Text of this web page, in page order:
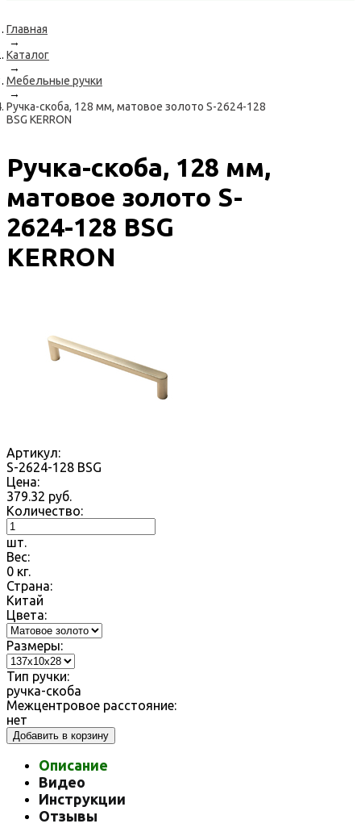
Главная
→
Каталог
→
Мебельные ручки
→
Ручка-скоба, 128 мм, матовое золото S-2624-128
BSG KERRON
Ручка-скоба, 128 мм,
матовое золото S-
2624-128 BSG
KERRON
Артикул:
S-2624-128 BSG
Цена:
379.32 руб.
Количество:
шт.
Вес:
0 кг.
Страна:
Китай
Цвета:
Размеры:
Тип ручки:
ручка-скоба
Межцентровое расстояние:
нет
Добавить в корзину
Описание
Видео
Инструкции
Отзывы